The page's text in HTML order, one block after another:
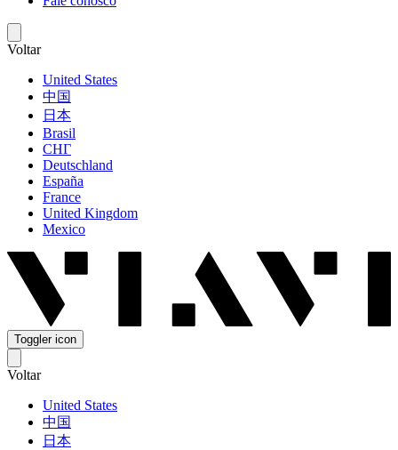
Voltar
United States
中国
日本
Brasil
СНГ
Deutschland
España
France
United Kingdom
Mexico
Toggler icon
Voltar
United States
中国
日本